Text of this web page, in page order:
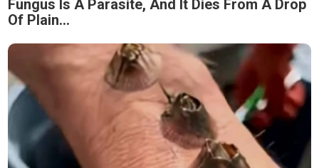
Fungus Is A Parasite, And It Dies From A Drop
Of Plain...